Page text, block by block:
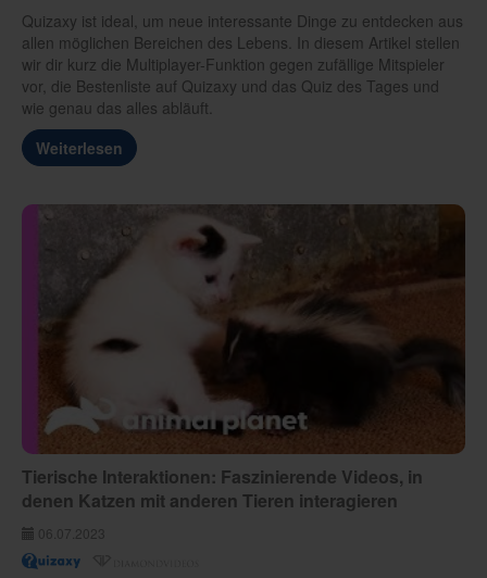
Quizaxy ist ideal, um neue interessante Dinge zu entdecken aus
allen möglichen Bereichen des Lebens. In diesem Artikel stellen
wir dir kurz die Multiplayer-Funktion gegen zufällige Mitspieler
vor, die Bestenliste auf Quizaxy und das Quiz des Tages und
wie genau das alles abläuft.
Weiterlesen
Tierische Interaktionen: Faszinierende Videos, in
denen Katzen mit anderen Tieren interagieren
06.07.2023